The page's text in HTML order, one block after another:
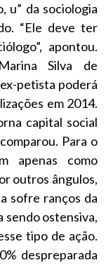
u” da sociologia
“Ele deve ter
apontou.
Silva de
petista poderá
em 2014.
capital social
Para o
apenas como
outros ângulos,
sofre ranços da
sendo ostensiva,
tipo de ação.
despreparada